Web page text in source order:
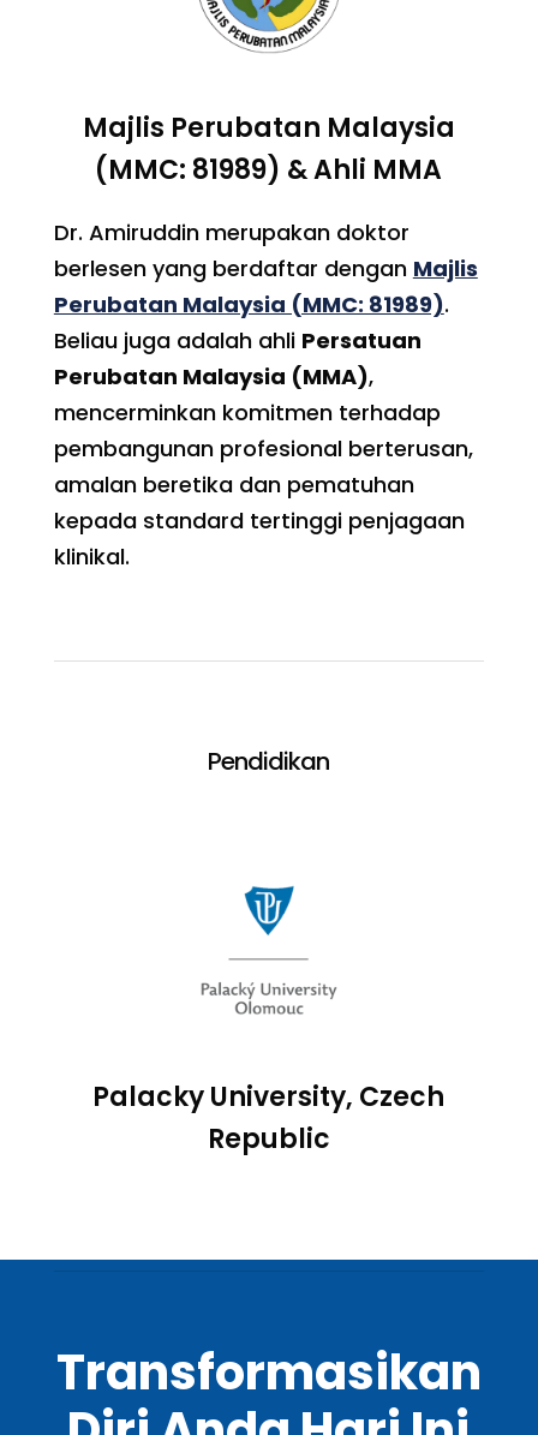
Majlis Perubatan Malaysia
(MMC: 81989) & Ahli MMA
Dr. Amiruddin merupakan doktor
berlesen yang berdaftar dengan Majlis
Perubatan Malaysia (MMC: 81989).
Beliau juga adalah ahli Persatuan
Perubatan Malaysia (MMA),
mencerminkan komitmen terhadap
pembangunan profesional berterusan,
amalan beretika dan pematuhan
kepada standard tertinggi penjagaan
klinikal.
Pendidikan
Palacky University, Czech
Republic
Transformasikan